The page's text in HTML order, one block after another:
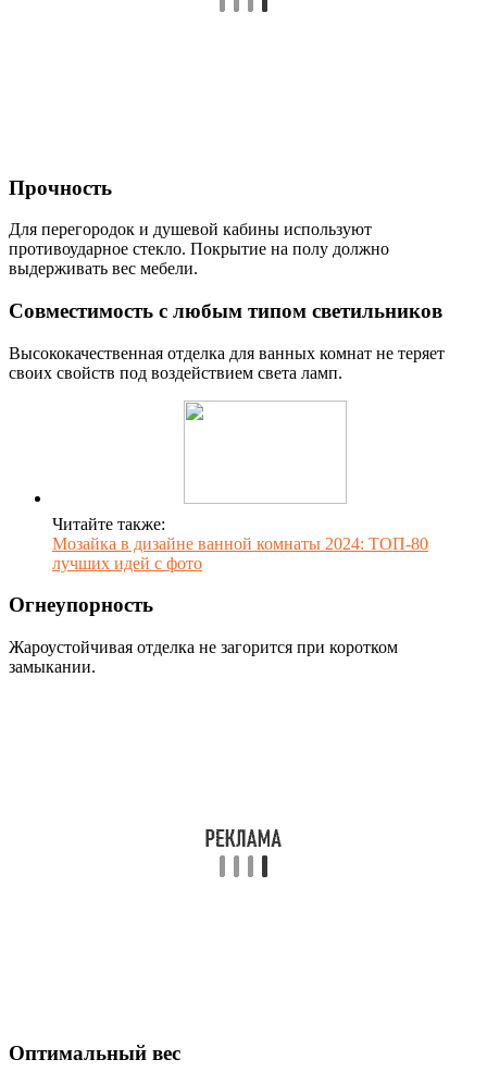
Прочность
Для перегородок и душевой кабины используют
противоударное стекло. Покрытие на полу должно
выдерживать вес мебели.
Совместимость с любым типом светильников
Высококачественная отделка для ванных комнат не теряет
своих свойств под воздействием света ламп.
Читайте также:
Мозайка в дизайне ванной комнаты 2024: ТОП-80
лучших идей с фото
Огнеупорность
Жароустойчивая отделка не загорится при коротком
замыкании.
Оптимальный вес